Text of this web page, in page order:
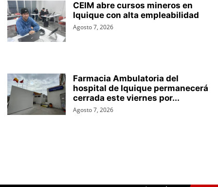
CEIM abre cursos mineros en
Iquique con alta empleabilidad
Agosto 7, 2026
Farmacia Ambulatoria del
hospital de Iquique permanecerá
cerrada este viernes por...
Agosto 7, 2026